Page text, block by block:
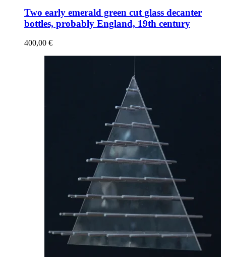
Two early emerald green cut glass decanter
bottles, probably England, 19th century
400,00 €